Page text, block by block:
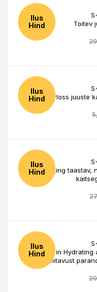
Ilus
Hind
Toitev
Ilus
Hind
Anti Hairloss juuste
Ilus
Hind
All in Hydrating taastav,
Ilus
Hind
Leave in Hydrating
kammitavust